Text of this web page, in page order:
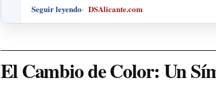
Seguir leyendo DSAlicante.com
El Cambio de Color: Un